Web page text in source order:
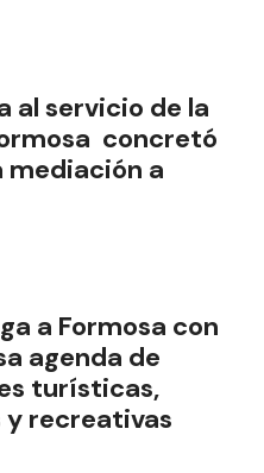
al servicio de la
concretó
mediación a
a Formosa con
agenda de
turísticas,
recreativas